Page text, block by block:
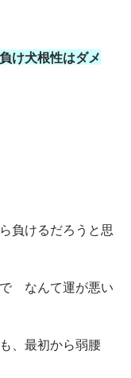
負け犬根性はダメ
負けるだろうと思
なんて運が悪い
、最初から弱腰